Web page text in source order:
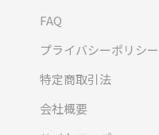
FAQ
プライバシーポリシー
特定商取引法
会社概要